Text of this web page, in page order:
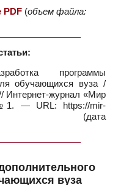
PDF (объем файла:
программы
обучающихся вуза /
Интернет-журнал «Мир
— URL: https://mir-
(дата
вуза